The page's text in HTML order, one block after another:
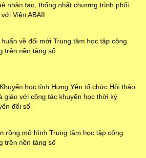
nhân tạo, thống nhất chương trình phối
Viện ABAII
về đổi mới Trung tâm học tập cộng
trên nền tảng số
học tỉnh Hưng Yên tổ chức Hội thảo
giáo với công tác khuyến học thời kỳ
đổi số”
rộng mô hình Trung tâm học tập cộng
trên nền tảng số